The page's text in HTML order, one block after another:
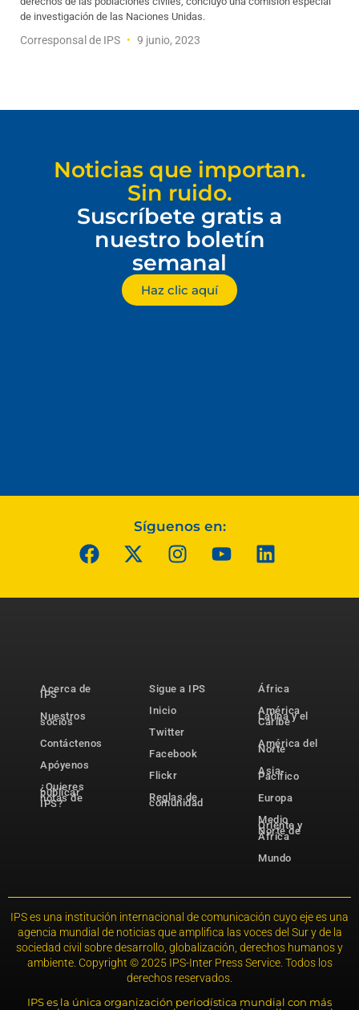
de investigación de las Naciones Unidas.
Corresponsal de IPS 9 junio, 2023
Noticias que importan.
Sin ruido.
Suscríbete gratis a
nuestro boletín
semanal
Haz clic aquí
Síguenos en:
Acerca de
IPS
Nuestros
socios
Contáctenos
Apóyenos
¿Quieres
publicar
notas de
IPS?
Sigue a IPS
Inicio
Twitter
Facebook
Flickr
Reglas de
comunidad
África
América
Latina y el
Caribe
América del
Norte
Asia-
Pacífico
Europa
Medio
Oriente y
Norte de
África
Mundo
IPS es una institución internacional de comunicación cuyo eje es una
agencia mundial de noticias que amplifica las voces del Sur y de la
sociedad civil sobre desarrollo, globalización, derechos humanos y
ambiente. Copyright © 2025 IPS-Inter Press Service. Todos los
derechos reservados.
IPS es la única organización periodística mundial con más